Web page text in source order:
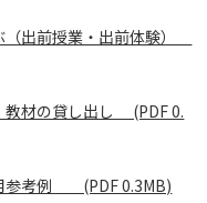
（出前授業・出前体験）
教材の貸し出し (PDF 0.
参考例 (PDF 0.3MB)